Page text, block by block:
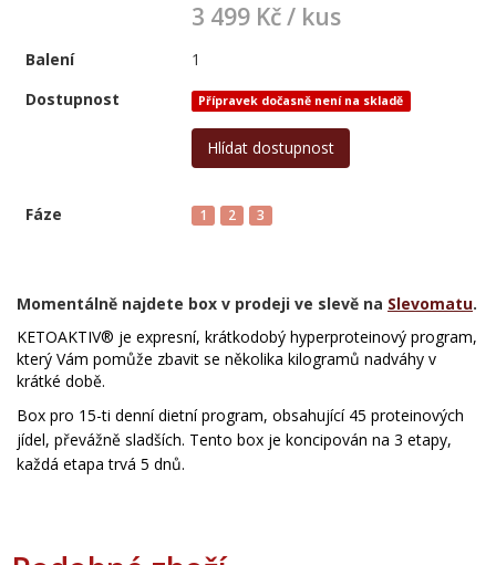
3 499 Kč / kus
Balení
1
Dostupnost
Přípravek dočasně není na skladě
Hlídat dostupnost
Fáze 1 2 3
Momentálně najdete box v prodeji ve slevě na Slevomatu.
KETOAKTIV® je expresní, krátkodobý hyperproteinový program,
který Vám pomůže zbavit se několika kilogramů nadváhy v
krátké době.
Box pro 15-ti denní dietní program, obsahující 45 proteinových
jídel, převážně sladších. Tento box je koncipován na 3 etapy,
každá etapa trvá 5 dnů.